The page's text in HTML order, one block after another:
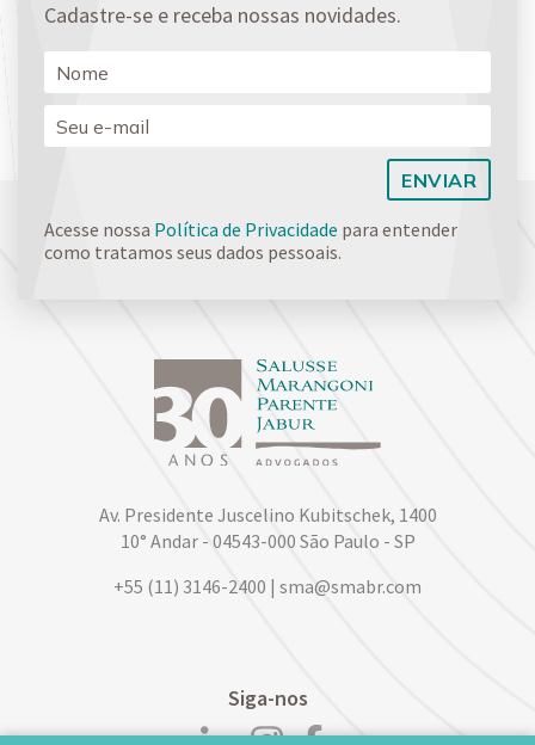
Cadastre-se e receba nossas novidades.
Acesse nossa Política de Privacidade para entender
como tratamos seus dados pessoais.
Av. Presidente Juscelino Kubitschek, 1400
10° Andar - 04543-000 São Paulo - SP
+55 (11) 3146-2400 | sma@smabr.com
Siga-nos